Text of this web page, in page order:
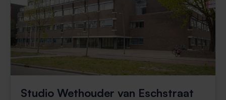
Studio Wethouder van Eschstraat